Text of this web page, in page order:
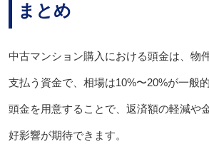
まとめ
中古マンション購入における頭金は、物
支払う資金で、相場は10%〜20%が一般的
頭金を用意することで、返済額の軽減や
好影響が期待できます。